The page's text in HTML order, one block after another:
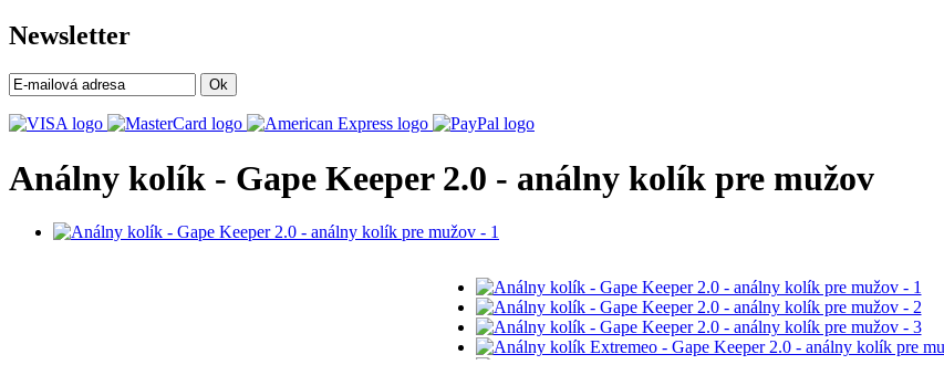
Newsletter
Ok
Análny kolík - Gape Keeper 2.0 - análny kolík pre mužov